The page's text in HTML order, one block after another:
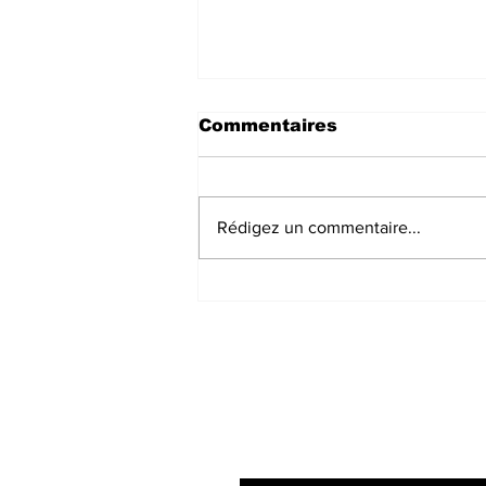
Commentaires
Rédigez un commentaire...